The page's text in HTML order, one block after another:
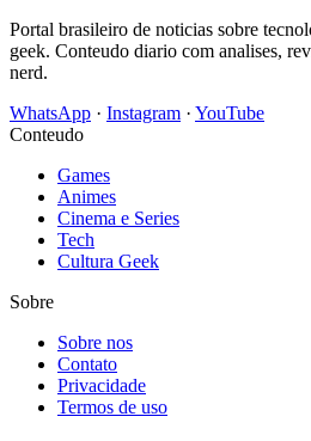
Portal brasileiro de noticias sobre
geek. Conteudo diario com analises,
nerd.
WhatsApp · Instagram · YouTube
Conteudo
Games
Animes
Cinema e Series
Tech
Cultura Geek
Sobre
Sobre nos
Contato
Privacidade
Termos de uso